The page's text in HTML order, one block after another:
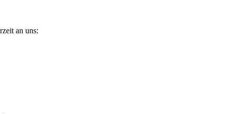
an uns: